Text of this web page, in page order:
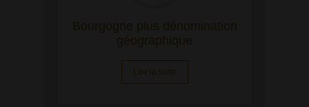
Bourgogne plus dénomination
géographique
Lire la suite